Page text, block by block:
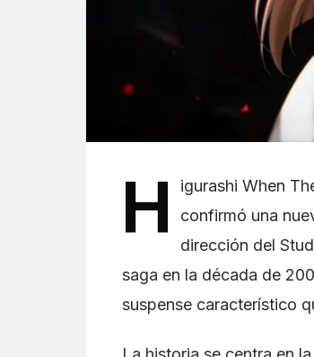
H
igurashi When
confirmó una
dirección del
saga en la década de
suspense característico